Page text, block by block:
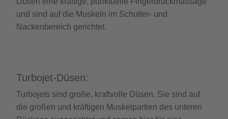
und sind auf die Muskeln im Schulter- und
Nackenbereich gerichtet.
Turbojet-Düsen:
Turbojets sind große, kraftvolle Düsen. Sie sind auf
die großen und kräftigen Muskelpartien des unteren